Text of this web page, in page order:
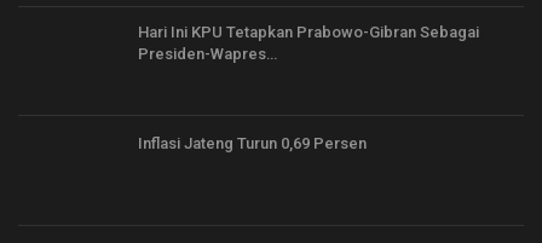
Hari Ini KPU Tetapkan Prabowo-Gibran Sebagai
Presiden-Wapres…
Inflasi Jateng Turun 0,69 Persen